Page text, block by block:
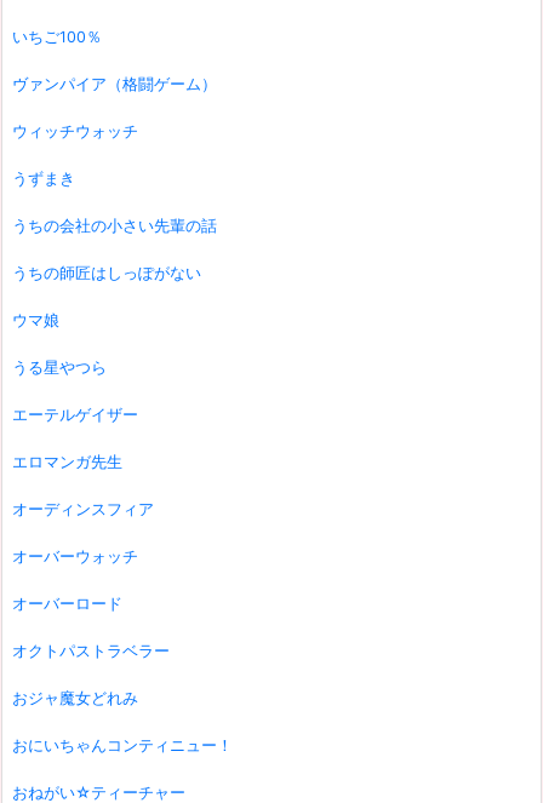
いちご100％
ヴァンパイア（格闘ゲーム）
ウィッチウォッチ
うずまき
うちの会社の小さい先輩の話
うちの師匠はしっぽがない
ウマ娘
うる星やつら
エーテルゲイザー
エロマンガ先生
オーディンスフィア
オーバーウォッチ
オーバーロード
オクトパストラベラー
おジャ魔女どれみ
おにいちゃんコンティニュー！
おねがい☆ティーチャー